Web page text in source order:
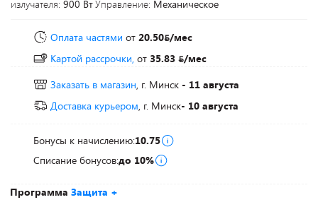
Программа Защита +
излучателя: 900 ВтУправление: Механическое
Оплата частями от 20.50 /мес
Картой рассрочки, от 35.83
/мес
Заказать в магазин, г. Минск - 11 августа
Доставка курьером, г. Минск- 10 августа
Бонусы к начислению:10.75
Списание бонусов:до 10%